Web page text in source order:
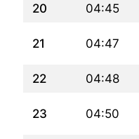
20 04:45
21 04:47
22 04:48
23 04:50